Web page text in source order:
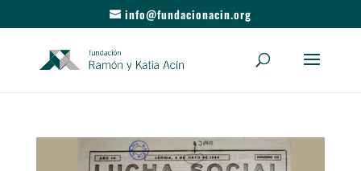
info@fundacionacin.org